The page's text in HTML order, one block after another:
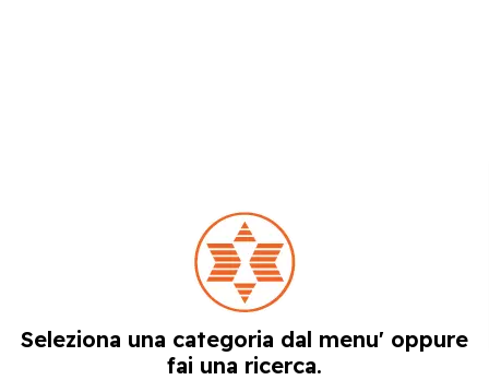
Seleziona una categoria dal menu' oppure
fai una ricerca.